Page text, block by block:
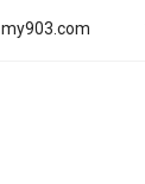
my903.com